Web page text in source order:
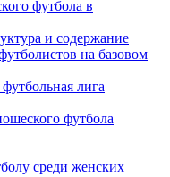
футбола в
и содержание
на базовом
лига
футбола
среди женских